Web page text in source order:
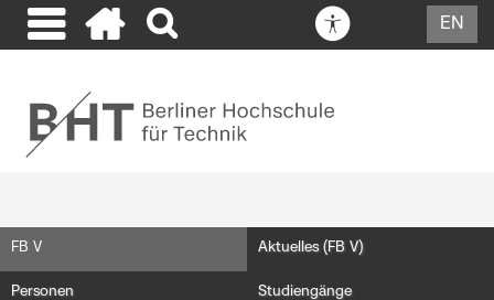
EN
FB V Aktuelles (FB V)
Personen Studiengänge